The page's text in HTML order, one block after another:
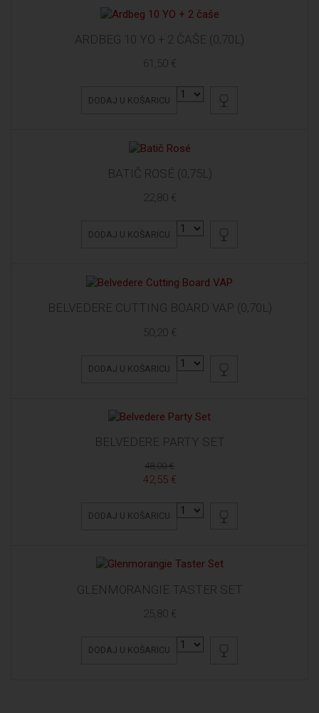
ARDBEG 10 YO + 2 ČAŠE (0,70L)
61,50 €
DODAJ U KOŠARICU
BATIČ ROSÉ (0,75L)
22,80 €
DODAJ U KOŠARICU
BELVEDERE CUTTING BOARD VAP (0,70L)
50,20 €
DODAJ U KOŠARICU
BELVEDERE PARTY SET
48,00 €
42,55 €
DODAJ U KOŠARICU
GLENMORANGIE TASTER SET
25,80 €
DODAJ U KOŠARICU